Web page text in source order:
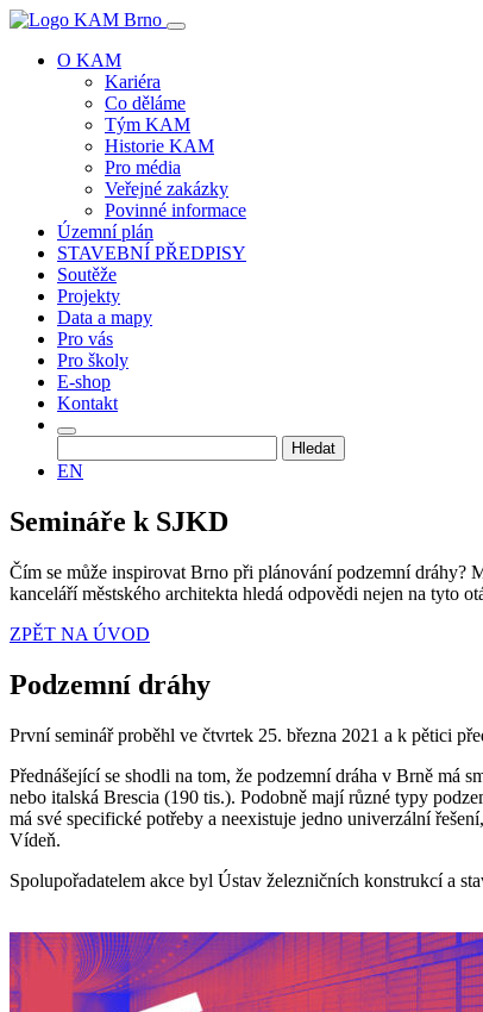
O KAM
Kariéra
Co děláme
Tým KAM
Historie KAM
Pro média
Veřejné zakázky
Povinné informace
Územní plán
STAVEBNÍ PŘEDPISY
Soutěže
Projekty
Data a mapy
Pro vás
Pro školy
E-shop
Kontakt
EN
Semináře k SJKD
Čím se může inspirovat Brno při plánování podzemní dráhy?
kanceláří městského architekta hledá odpovědi nejen na tyto
ZPĚT NA ÚVOD
Podzemní dráhy
První seminář proběhl ve čtvrtek 25. března 2021 a k pětici
Přednášející se shodli na tom, že podzemní dráha v Brně má
nebo italská Brescia (190 tis.). Podobně mají různé typy
má své specifické potřeby a neexistuje jedno univerzální
Vídeň.
Spolupořadatelem akce byl Ústav železničních konstrukcí a